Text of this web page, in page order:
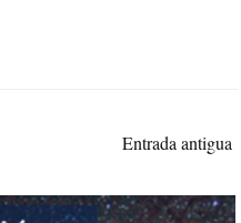
Entrada antigua